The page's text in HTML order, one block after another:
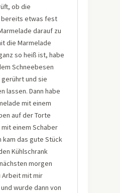
ob die
etwas fest
darauf zu
die Marmelade
so heiß ist, habe
Schneebesen
und sie
lassen. Dann habe
mit einem
auf der Torte
einem Schaber
kam das gute Stück
Kühlschrank
morgen
Arbeit mit mir
wurde dann von